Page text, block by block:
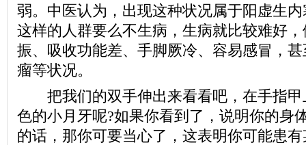
弱。中医认为，出现这种状况属于阳虚生
这样的人群要么不生病，生病就比较难好
振、吸收功能差、手脚厥冷、容易感冒，
瘤等状况。
把我们的双手伸出来看看吧，在手指甲
色的小月牙呢?如果你看到了，说明你的身
的话，那你可要当心了，这表明你可能患